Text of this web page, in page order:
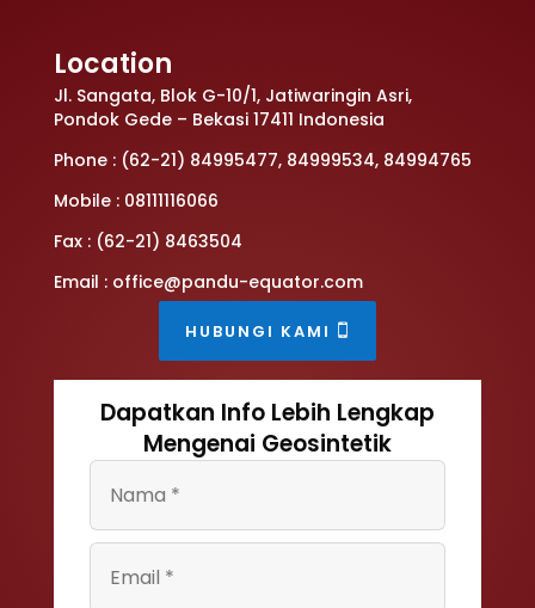
Location
Jl. Sangata, Blok G-10/1, Jatiwaringin Asri,
Pondok Gede – Bekasi 17411 Indonesia
Phone : (62-21) 84995477, 84999534, 84994765
Mobile : 08111116066
Fax : (62-21) 8463504
Email : office@pandu-equator.com
HUBUNGI KAMI
Dapatkan Info Lebih Lengkap
Mengenai Geosintetik